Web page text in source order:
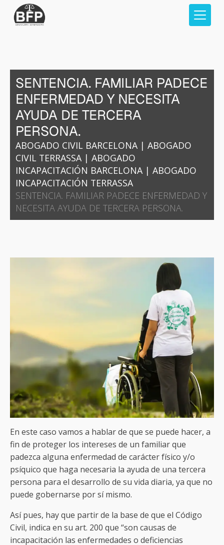
SENTENCIA. FAMILIAR PADECE
ENFERMEDAD Y NECESITA
AYUDA DE TERCERA
PERSONA.
ABOGADO CIVIL BARCELONA |ABOGADO
CIVIL TERRASSA |ABOGADO
INCAPACITACIÓN BARCELONA |ABOGADO
INCAPACITACIÓN TERRASSA
SENTENCIA. FAMILIAR PADECE ENFERMEDAD Y
NECESITA AYUDA DE TERCERA PERSONA.
En este caso vamos a hablar de que se puede hacer, a
fin de proteger los intereses de un familiar que
padezca alguna enfermedad de carácter físico y/o
psíquico que haga necesaria la ayuda de una tercera
persona para el desarrollo de su vida diaria, ya que no
puede gobernarse por sí mismo.
Así pues, hay que partir de la base de que el Código
Civil, indica en su art. 200 que “son causas de
incapacitación las enfermedades o deficiencias